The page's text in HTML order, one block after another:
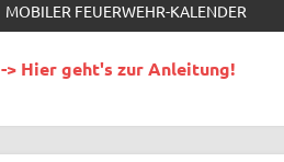
MOBILER FEUERWEHR-KALENDER
-> Hier geht's zur Anleitung!